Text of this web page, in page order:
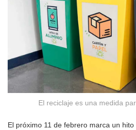
El reciclaje es una medida
El próximo 11 de febrero marca un